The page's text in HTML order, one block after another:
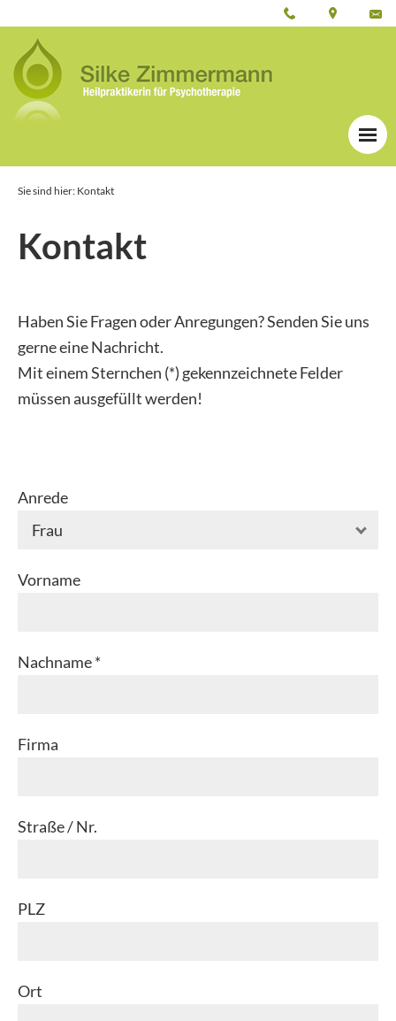
Sie sind hier: Kontakt
Kontakt
Haben Sie Fragen oder Anregungen? Senden Sie uns
gerne eine Nachricht.
Mit einem Sternchen (*) gekennzeichnete Felder
müssen ausgefüllt werden!
Anrede
Vorname
Nachname *
Firma
Straße / Nr.
PLZ
Ort